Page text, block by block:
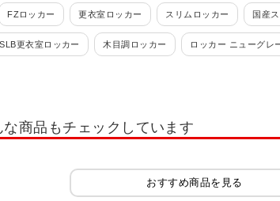
FZロッカー 更衣室ロッカー スリムロッカー 国産
SLB更衣室ロッカー 木目調ロッカー ロッカー ニューグレ
ー 多人数用 ロッカーホワイト系(白)
製キャビネット・木製ラック・木製書庫 役員用家具 扉タ
商品もチェックしています
おすすめ商品を見る